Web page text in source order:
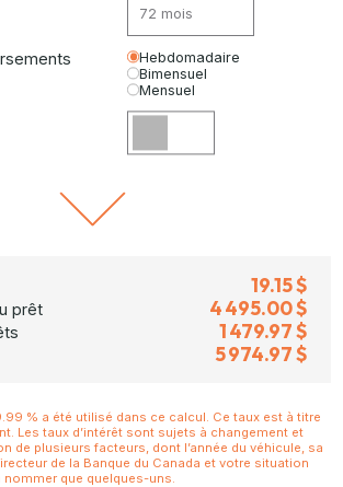
Hebdomadaire
Bimensuel
Mensuel
19.15 $
prêt 4 495.00 $
1 479.97 $
5 974.97 $
% a été utilisé dans ce calcul. Ce taux est à titre
Les taux d’intérêt sont sujets à changement et
de plusieurs facteurs, dont l’année du véhicule, sa
de la Banque du Canada et votre situation
nommer que quelques-uns.